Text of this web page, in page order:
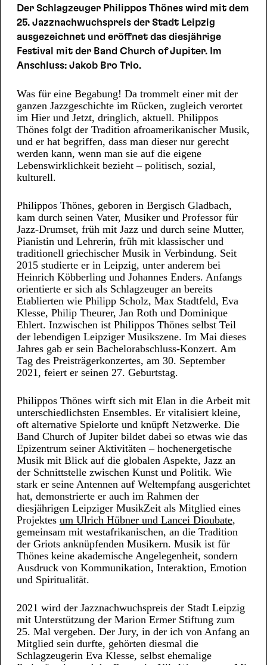
Der Schlagzeuger Philippos Thönes wird mit dem
25. Jazznachwuchspreis der Stadt Leipzig
ausgezeichnet und eröffnet das diesjährige
Festival mit der Band Church of Jupiter. Im
Anschluss: Jakob Bro Trio.
Was für eine Begabung! Da trommelt einer mit der
ganzen Jazzgeschichte im Rücken, zugleich verortet
im Hier und Jetzt, dringlich, aktuell. Philippos
Thönes folgt der Tradition afroamerikanischer Musik,
und er hat begriffen, dass man dieser nur gerecht
werden kann, wenn man sie auf die eigene
Lebenswirklichkeit bezieht – politisch, sozial,
kulturell.
Philippos Thönes, geboren in Bergisch Gladbach,
kam durch seinen Vater, Musiker und Professor für
Jazz-Drumset, früh mit Jazz und durch seine Mutter,
Pianistin und Lehrerin, früh mit klassischer und
traditionell griechischer Musik in Verbindung. Seit
2015 studierte er in Leipzig, unter anderem bei
Heinrich Köbberling und Johannes Enders. Anfangs
orientierte er sich als Schlagzeuger an bereits
Etablierten wie Philipp Scholz, Max Stadtfeld, Eva
Klesse, Philip Theurer, Jan Roth und Dominique
Ehlert. Inzwischen ist Philippos Thönes selbst Teil
der lebendigen Leipziger Musikszene. Im Mai dieses
Jahres gab er sein Bachelorabschluss-Konzert. Am
Tag des Preisträgerkonzertes, am 30. September
2021, feiert er seinen 27. Geburtstag.
Philippos Thönes wirft sich mit Elan in die Arbeit mit
unterschiedlichsten Ensembles. Er vitalisiert kleine,
oft alternative Spielorte und knüpft Netzwerke. Die
Band Church of Jupiter bildet dabei so etwas wie das
Epizentrum seiner Aktivitäten – hochenergetische
Musik mit Blick auf die globalen Aspekte, Jazz an
der Schnittstelle zwischen Kunst und Politik. Wie
stark er seine Antennen auf Weltempfang ausgerichtet
hat, demonstrierte er auch im Rahmen der
diesjährigen Leipziger MusikZeit als Mitglied eines
Projektes um Ulrich Hübner und Lancei Dioubate,
gemeinsam mit westafrikanischen, an die Tradition
der Griots anknüpfenden Musikern. Musik ist für
Thönes keine akademische Angelegenheit, sondern
Ausdruck von Kommunikation, Interaktion, Emotion
und Spiritualität.
2021 wird der Jazznachwuchspreis der Stadt Leipzig
mit Unterstützung der Marion Ermer Stiftung zum
25. Mal vergeben. Der Jury, in der ich von Anfang an
Mitglied sein durfte, gehörten diesmal die
Schlagzeugerin Eva Klesse, selbst ehemalige